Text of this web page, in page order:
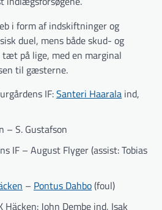
i form af indskiftninger og
duel, mens både skud- og
på lige, med en marginal
til gæsterne.
IF:Santeri Haarala ind,
– S. Gustafson
IF – August Flyger (assist: Tobias
– Pontus Dahbo(foul)
Häcken: John Dembe ind, Isak